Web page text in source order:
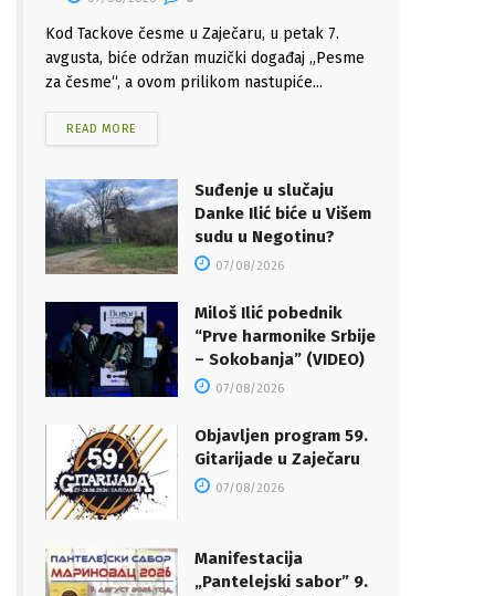
Kod Tackove česme u Zaječaru, u petak 7.
avgusta, biće održan muzički događaj „Pesme
za česme“, a ovom prilikom nastupiće...
READ MORE
Suđenje u slučaju
Danke Ilić biće u Višem
sudu u Negotinu?
07/08/2026
Miloš Ilić pobednik
“Prve harmonike Srbije
– Sokobanja” (VIDEO)
07/08/2026
Objavljen program 59.
Gitarijade u Zaječaru
07/08/2026
Manifestacija
„Pantelejski sabor” 9.